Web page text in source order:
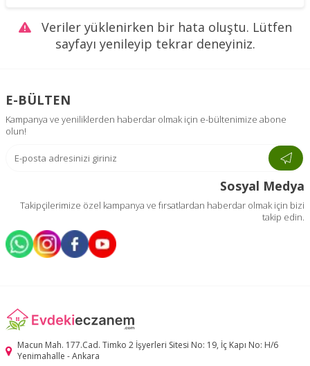
Veriler yüklenirken bir hata oluştu. Lütfen
sayfayı yenileyip tekrar deneyiniz.
E-BÜLTEN
Kampanya ve yeniliklerden haberdar olmak için e-bültenimize abone
olun!
Sosyal Medya
Takipçilerimize özel kampanya ve fırsatlardan haberdar olmak için bizi
takip edin.
Macun Mah. 177.Cad. Timko 2 İşyerleri Sitesi No: 19, İç Kapı No: H/6
Yenimahalle - Ankara